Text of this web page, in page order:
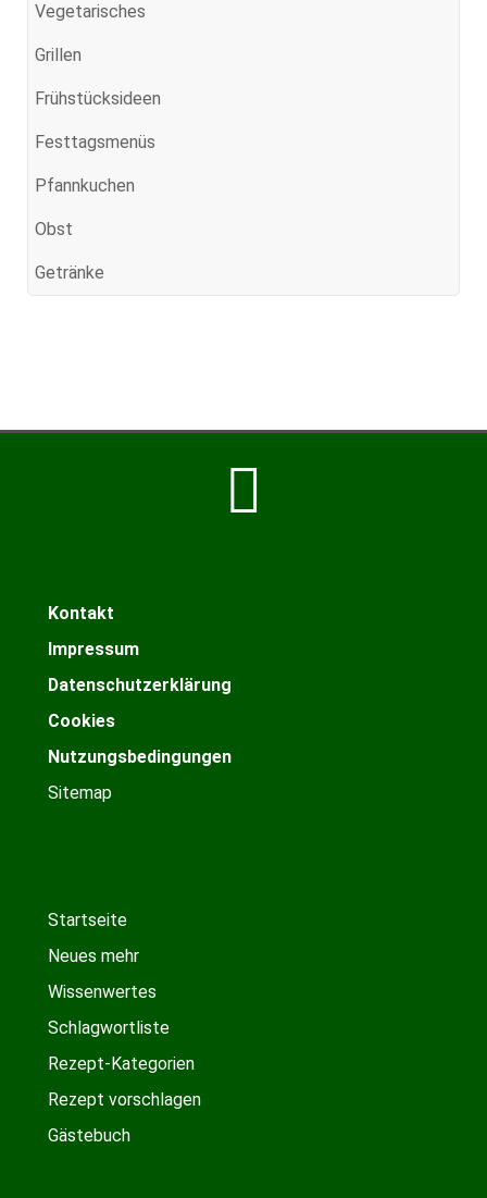
Vegetarisches
Grillen
Frühstücksideen
Festtagsmenüs
Pfannkuchen
Obst
Getränke
Kontakt
Impressum
Datenschutzerklärung
Cookies
Nutzungsbedingungen
Sitemap
Startseite
Neues mehr
Wissenwertes
Schlagwortliste
Rezept-Kategorien
Rezept vorschlagen
Gästebuch